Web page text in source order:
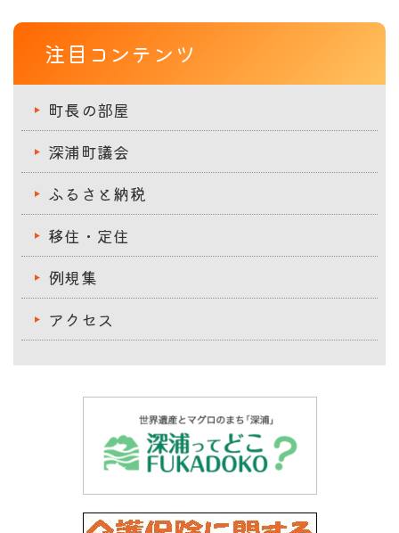
注目コンテンツ
町長の部屋
深浦町議会
ふるさと納税
移住・定住
例規集
アクセス